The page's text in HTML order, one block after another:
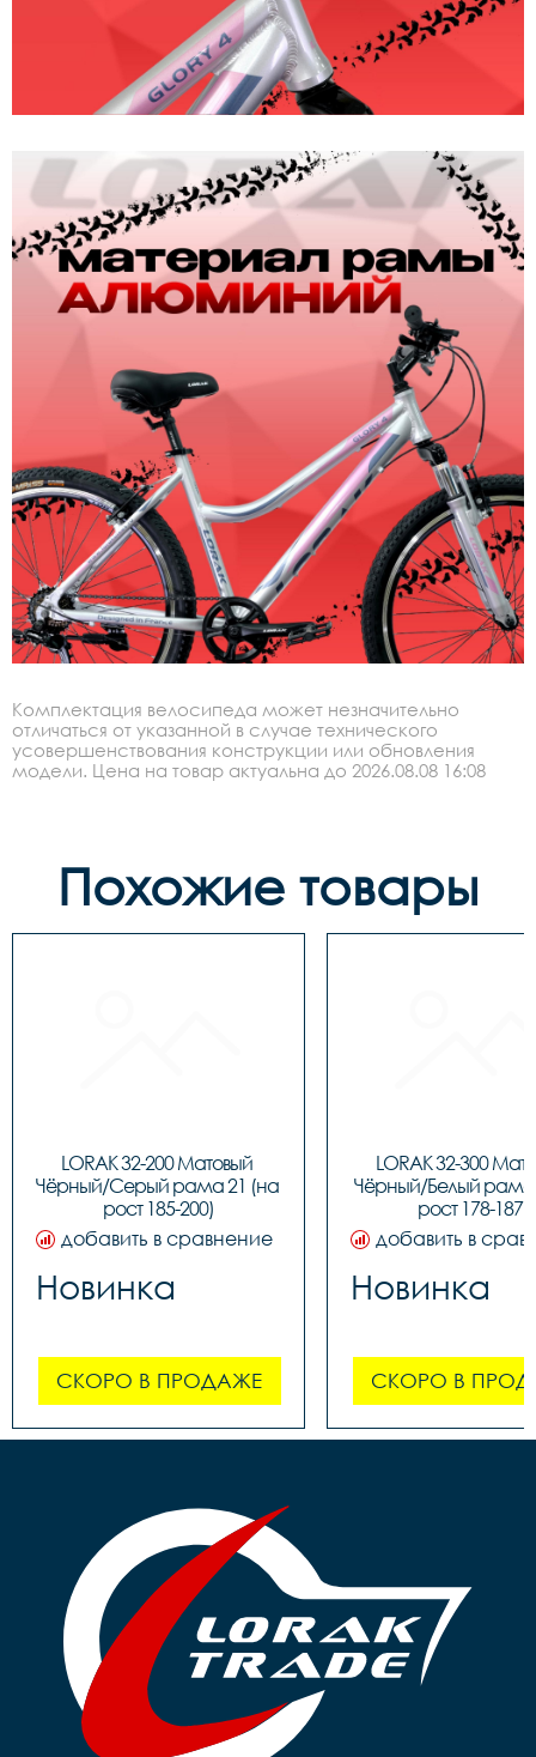
Комплектация велосипеда может незначительно
отличаться от указанной в случае технического
усовершенствования конструкции или обновления
модели. Цена на товар актуальна до 2026.08.08 16:08
Похожие товары
LORAK 32-200 Матовый
Чёрный/Серый рама 21 (на
рост 185-200)
добавить в сравнение
Новинка
СКОРО В ПРОДАЖЕ
LORAK 32-300
Чёрный/Белый рама
рост 178-187)
добавить в
Новинка
СКОРО В